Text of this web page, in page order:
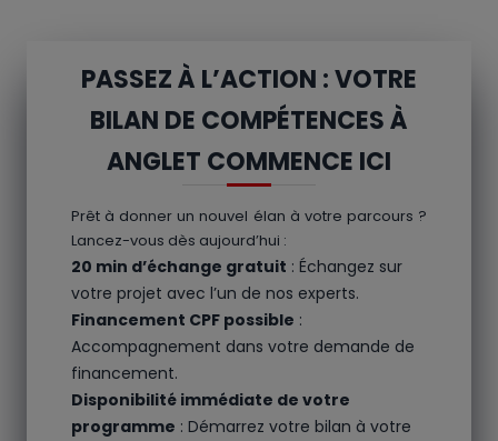
PASSEZ À L’ACTION : VOTRE
BILAN DE COMPÉTENCES À
ANGLET COMMENCE ICI
Prêt à donner un nouvel élan à votre parcours ?
Lancez-vous dès aujourd’hui :
20 min d’échange gratuit : Échangez sur
votre projet avec l’un de nos experts.
Financement CPF possible :
Accompagnement dans votre demande de
financement.
Disponibilité immédiate de votre
programme : Démarrez votre bilan à votre